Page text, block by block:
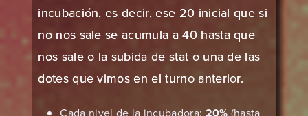
incubación, es decir, ese 20 inicial que si
no nos sale se acumula a 40 hasta que
nos sale o la subida de stat o una de las
dotes que vimos en el turno anterior.
Cada nivel de la incubadora: 20% (hasta